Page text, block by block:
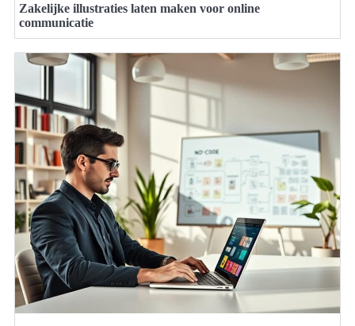
Zakelijke illustraties laten maken voor online
communicatie